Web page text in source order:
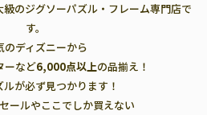
のジグソーパズル・フレーム専門店で
す。
のディズニーから
ーなど6,000点以上の品揃え！
が必ず見つかります！
ールやここでしか買えない